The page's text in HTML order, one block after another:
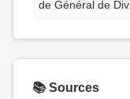
de Général de
📚 Sources